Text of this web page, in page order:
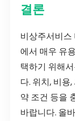
결론
비상주서비스
에서 매우 유
택하기 위해
다. 위치, 비용
약 조건 등을
바랍니다. 올